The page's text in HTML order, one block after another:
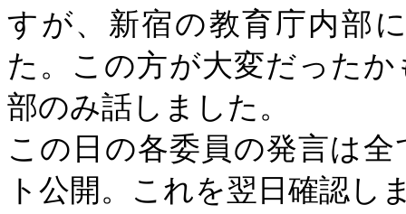
すが、新宿の教育庁内部
た。この方が大変だった
部のみ話しました。
この日の各委員の発言は
ト公開。これを翌日確認し